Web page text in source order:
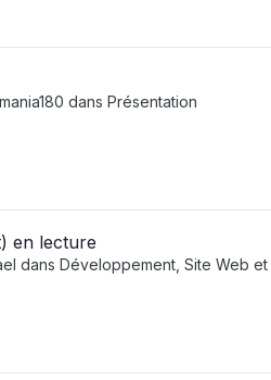
dans Présentation
en lecture
dans Développement, Site Web et